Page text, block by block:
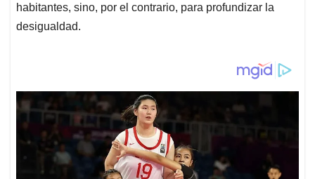
habitantes, sino, por el contrario, para profundizar la
desigualdad.